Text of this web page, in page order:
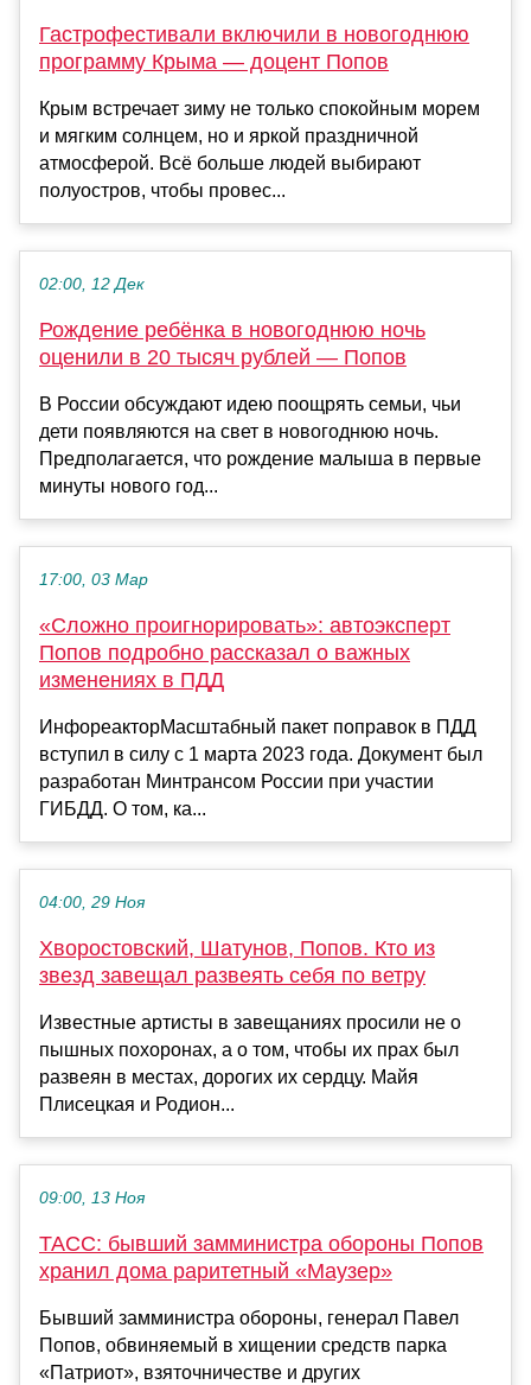
Гастрофестивали включили в новогоднюю
программу Крыма — доцент Попов
Крым встречает зиму не только спокойным морем
и мягким солнцем, но и яркой праздничной
атмосферой. Всё больше людей выбирают
полуостров, чтобы провес...
02:00, 12 Дек
Рождение ребёнка в новогоднюю ночь
оценили в 20 тысяч рублей — Попов
В России обсуждают идею поощрять семьи, чьи
дети появляются на свет в новогоднюю ночь.
Предполагается, что рождение малыша в первые
минуты нового год...
17:00, 03 Мар
«Сложно проигнорировать»: автоэксперт
Попов подробно рассказал о важных
изменениях в ПДД
ИнфореакторМасштабный пакет поправок в ПДД
вступил в силу с 1 марта 2023 года. Документ был
разработан Минтрансом России при участии
ГИБДД. О том, ка...
04:00, 29 Ноя
Хворостовский, Шатунов, Попов. Кто из
звезд завещал развеять себя по ветру
Известные артисты в завещаниях просили не о
пышных похоронах, а о том, чтобы их прах был
развеян в местах, дорогих их сердцу. Майя
Плисецкая и Родион...
09:00, 13 Ноя
ТАСС: бывший замминистра обороны Попов
хранил дома раритетный «Маузер»
Бывший замминистра обороны, генерал Павел
Попов, обвиняемый в хищении средств парка
«Патриот», взяточничестве и других